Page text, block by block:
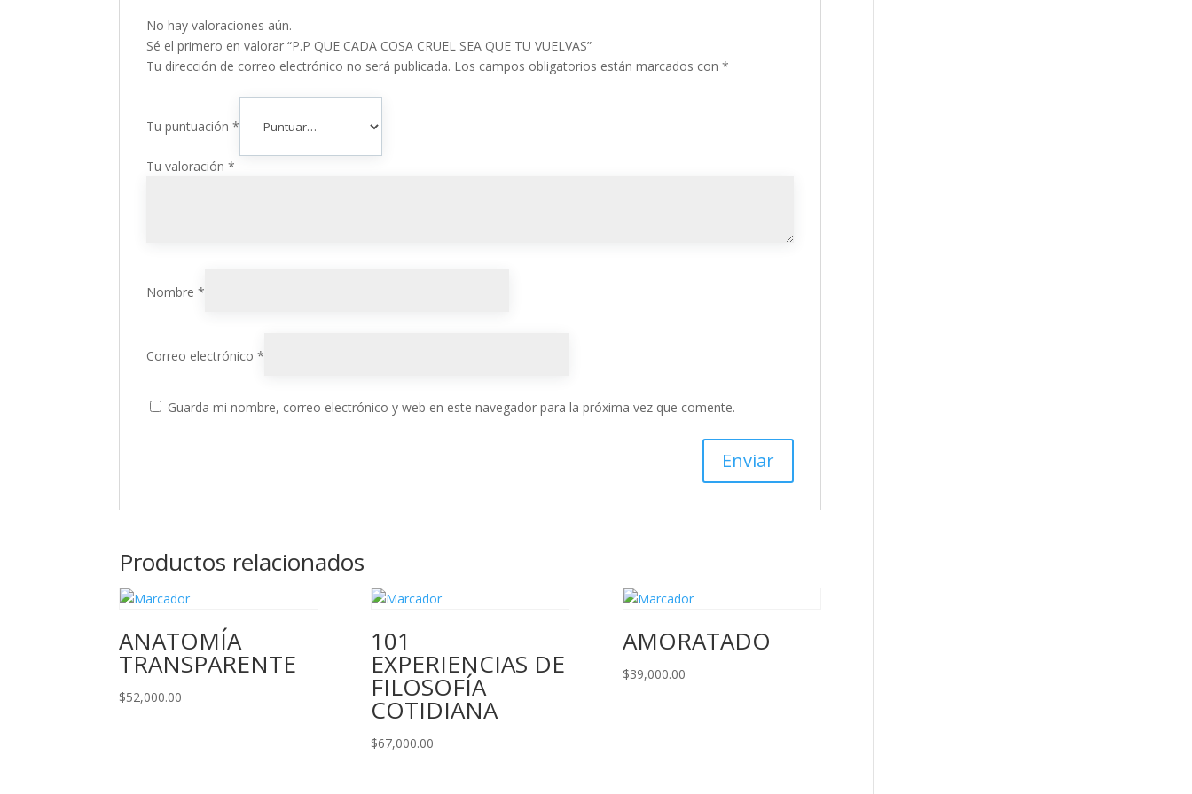
No hay valoraciones aún.
Sé el primero en valorar “P.P QUE CADA COSA CRUEL SEA QUE TU VUELVAS”
Tu dirección de correo electrónico no será publicada. Los campos obligatorios están marcados con*
Tu puntuación*
Tu valoración*
Nombre*
Correo electrónico*
Guarda mi nombre, correo electrónico y web en este navegador para la próxima vez que comente.
Productos relacionados
ANATOMÍA
TRANSPARENTE
$52,000.00
101
EXPERIENCIAS DE
FILOSOFÍA
COTIDIANA
$67,000.00
AMORATADO
$39,000.00